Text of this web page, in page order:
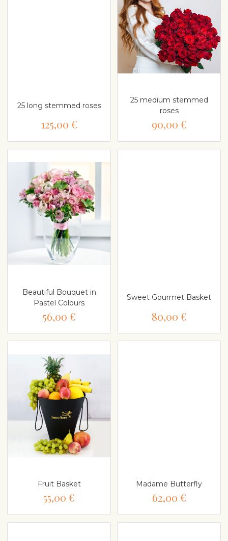
25 long stemmed roses
125,00 €
25 medium stemmed
roses
90,00 €
Beautiful Bouquet in
Pastel Colours
56,00 €
Sweet Gourmet Basket
80,00 €
Fruit Basket
55,00 €
Madame Butterfly
62,00 €